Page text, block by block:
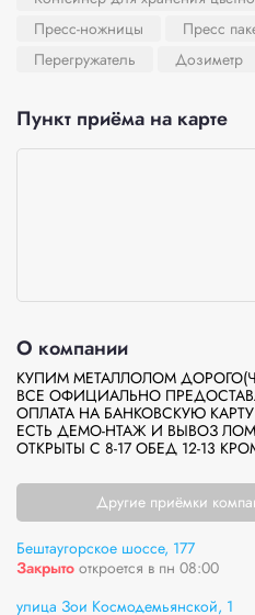
Пресс-ножницы
Пресс
Перегружатель
Дозиметр
Пункт приёма на карте
О компании
КУПИМ МЕТАЛЛОЛОМ
ВСЕ ОФИЦИАЛЬНО
ОПЛАТА НА БАНКОВСКУЮ
ЕСТЬ ДЕМО-НТАЖ И ВЫВОЗ
ОТКРЫТЫ С 8-17 ОБЕД 12-13
Другие приёмки
Бештаугорское шоссе, 177
Закрыто откроется в пн 08:00
улица Зои Космодемьянской, 1